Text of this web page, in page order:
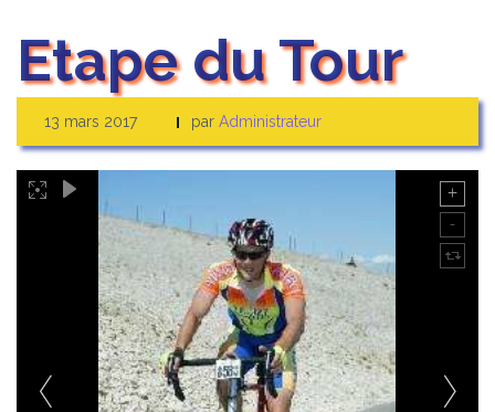
Etape du Tour
13 mars 2017 par Administrateur